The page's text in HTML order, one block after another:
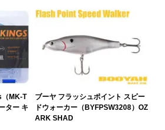
MK-T
ター キ
ブーヤ フラッシュポイント スピー
ドウォーカー（BYFPSW3208）OZ
ARK SHAD